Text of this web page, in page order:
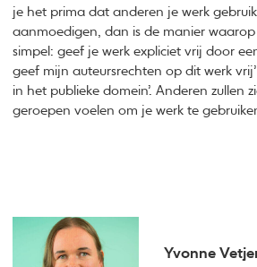
je het prima dat anderen je werk
aanmoedigen, dan is de manier
simpel: geef je werk expliciet vrij door
geef mijn auteursrechten op dit werk
in het publieke domein’. Anderen zullen
geroepen voelen om je werk te
Yvonne